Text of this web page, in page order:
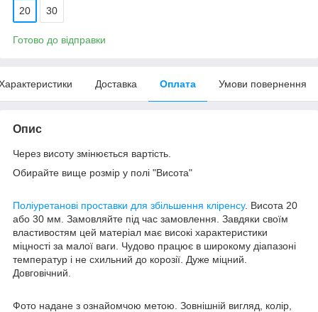
20 30
Готово до відправки
Доставка Оплата Умови повернення
Опис
Через висоту змінюється вартість.
Обирайте вище розмір у полі "Висота"
Поліуретанові проставки для збільшення кліренсу. Висота 20
або 30 мм. Замовляйте під час замовлення. Завдяки своїм
властивостям цей матеріал має високі характеристики
міцності за малої ваги. Чудово працює в широкому діапазоні
температур і не схильний до корозії. Дуже міцний.
Довговічний.
Фото надане з ознайомчою метою. Зовнішній вигляд, колір,